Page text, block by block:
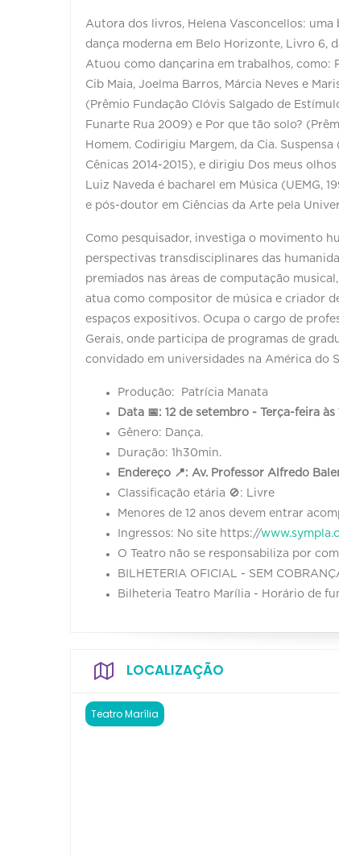
Autora dos livros, Helena Vasconcellos:
dança moderna em Belo Horizonte, Livro 6,
Atuou como dançarina em trabalhos, como:
Cib Maia, Joelma Barros, Márcia Neves e
(Prêmio Fundação Clóvis Salgado de
Funarte Rua 2009) e Por que tão solo?
Homem. Codirigiu Margem, da Cia.
Cênicas 2014-2015), e dirigiu Dos meus
Luiz Naveda é bacharel em Música (UEMG,
e pós-doutor em Ciências da Arte pela
Como pesquisador, investiga o movimento
perspectivas transdisciplinares das
premiados nas áreas de computação
atua como compositor de música e criador
espaços expositivos. Ocupa o cargo de
Gerais, onde participa de programas de
convidado em universidades na América do
Produção:
Data 📅: 12 de setembro - Terça-feira às
Gênero: Dança.
Duração: 1h30min.
Endereço 📍: Av. Professor Alfredo
Classificação etária 🚫: Livre
Menores de 12 anos devem entrar
Ingressos: No site https://
O Teatro não se responsabiliza por
BILHETERIA OFICIAL - SEM
Bilheteria Teatro Marília - Horário de
LOCALIZAÇÃO
Teatro Marília